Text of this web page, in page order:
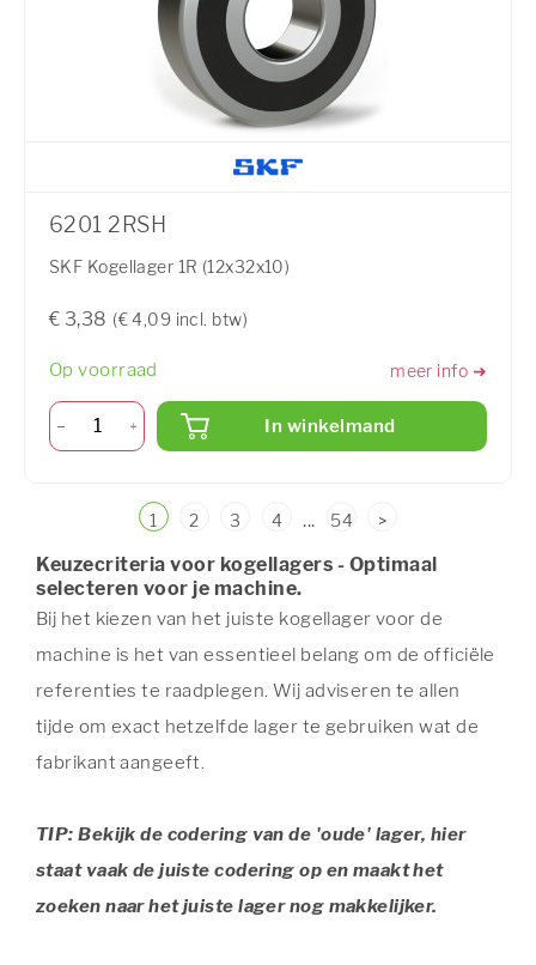
6201 2RSH
SKF Kogellager 1R (12x32x10)
€ 3,38 (€ 4,09 incl. btw)
Op voorraad meer info ➜
In winkelmand
1 2 3 4 ... 54 >
Keuzecriteria voor kogellagers - Optimaal
selecteren voor je machine.
Bij het kiezen van het juiste kogellager voor de
machine is het van essentieel belang om de officiële
referenties te raadplegen. Wij adviseren te allen
tijde om exact hetzelfde lager te gebruiken wat de
fabrikant aangeeft.
TIP: Bekijk de codering van de 'oude' lager, hier
staat vaak de juiste codering op en maakt het
zoeken naar het juiste lager nog makkelijker.